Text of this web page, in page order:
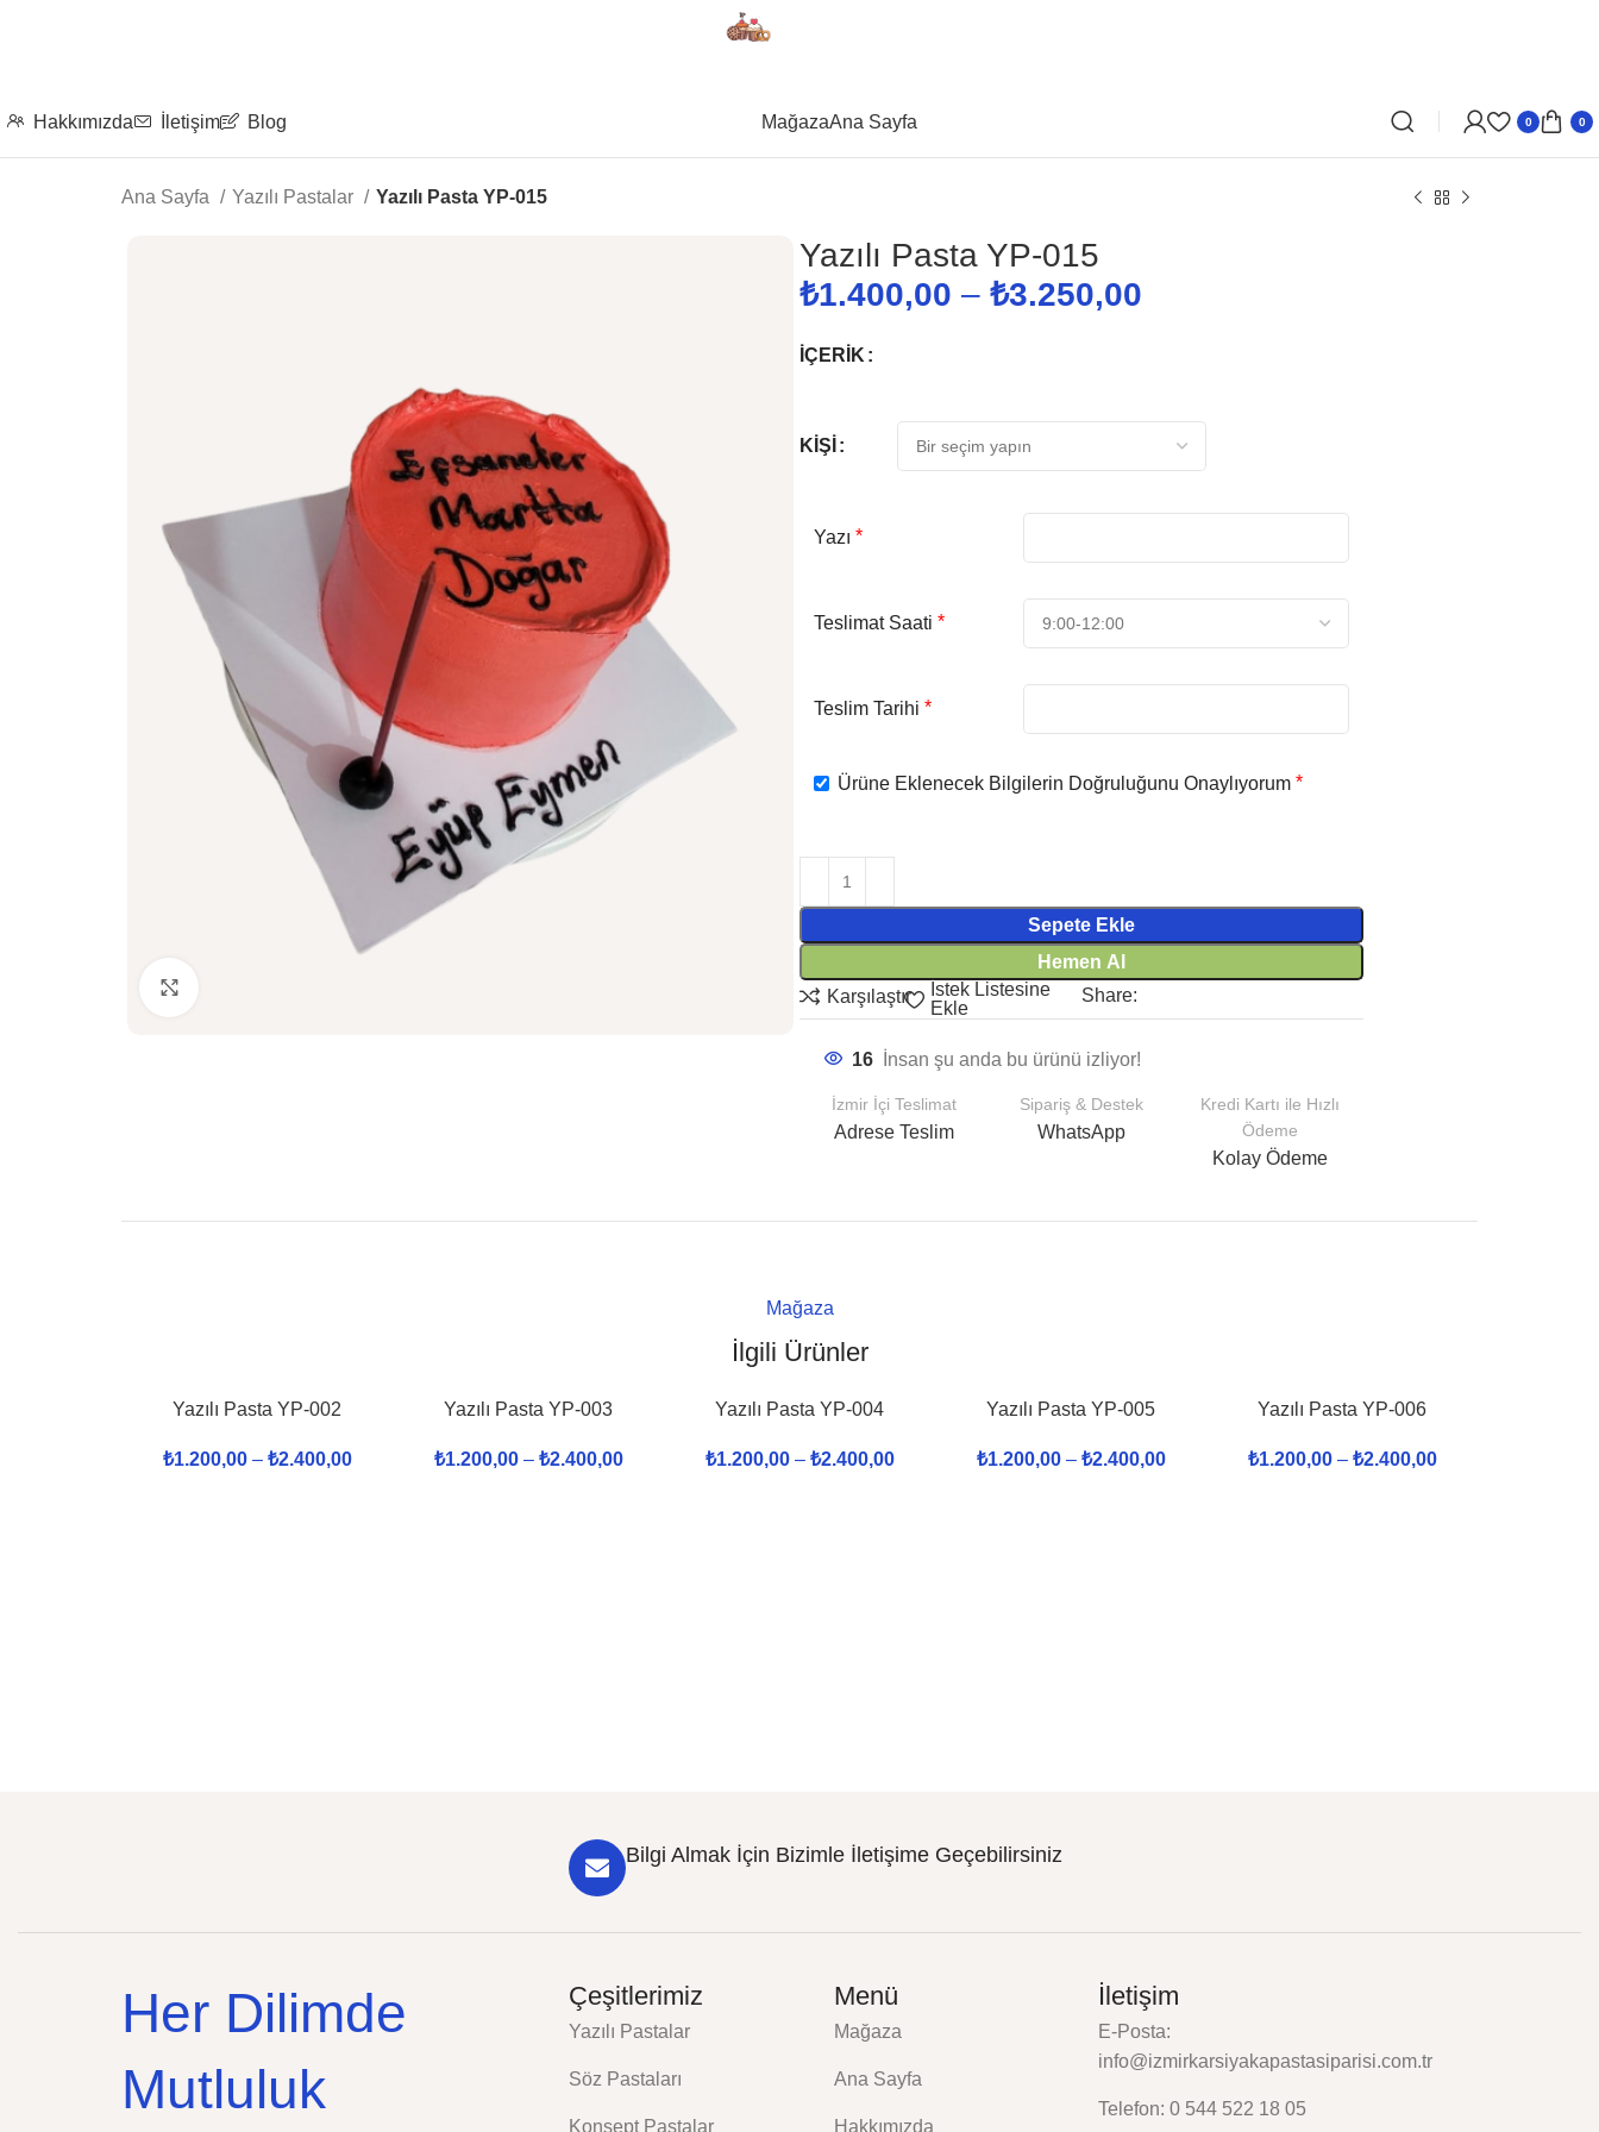
Hakkımızda İletişim Blog MağazaAna Sayfa 0 0
Ana Sayfa Yazılı Pastalar Yazılı Pasta YP-015
Yazılı Pasta YP-015
₺1.400,00 – ₺3.250,00
İÇERIK
KIŞI
Yazı *
Teslimat Saati *
Teslim Tarihi *
Ürüne Eklenecek Bilgilerin Doğruluğunu Onaylıyorum *
Sepete Ekle
Hemen Al
Karşılaştır
İstek Listesine
Ekle
Share:
16 İnsan şu anda bu ürünü izliyor!
İzmir İçi Teslimat
Adrese Teslim
Sipariş & Destek
WhatsApp
Kredi Kartı ile Hızlı
Ödeme
Kolay Ödeme
Mağaza
İlgili Ürünler
Yazılı Pasta YP-002
₺1.200,00 – ₺2.400,00
Yazılı Pasta YP-003
₺1.200,00 – ₺2.400,00
Yazılı Pasta YP-004
₺1.200,00 – ₺2.400,00
Yazılı Pasta YP-005
₺1.200,00 – ₺2.400,00
Yazılı Pasta YP-006
₺1.200,00 – ₺2.400,00
Bilgi Almak İçin Bizimle İletişime Geçebilirsiniz
Her Dilimde
Mutluluk
Çeşitlerimiz
Yazılı Pastalar
Söz Pastaları
Konsept Pastalar
Menü
Mağaza
Ana Sayfa
Hakkımızda
İletişim
E-Posta:
info@izmirkarsiyakapastasiparisi.com.tr
Telefon: 0 544 522 18 05